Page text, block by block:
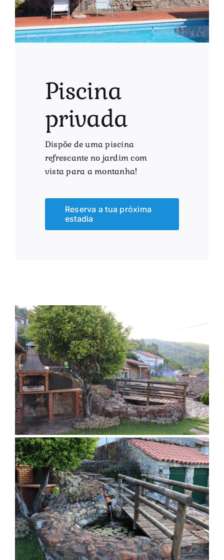
Piscina
privada
Dispõe de uma piscina
refrescante no jardim com
vista para a montanha!
Reserva a tua próxima
estadia